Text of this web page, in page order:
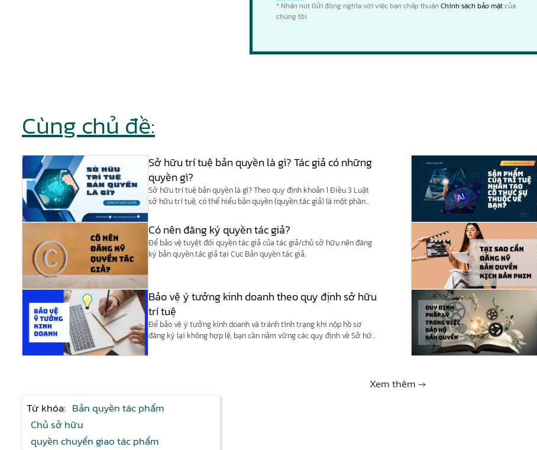
* Nhấn nút Gửi đồng nghĩa với việc bạn chấp thuận Chính sách bảo mậtcủa
chúng tôi.
Cùng chủ đề:
Sở hữu trí tuệ bản quyền là gì? Tác giả có những
quyền gì?
Sở hữu trí tuệ bản quyền là gì? Theo quy định khoản 1 Điều 3 Luật
sở hữu trí tuệ, có thể hiểu bản quyền (quyền tác giả) là một phần
Có nên đăng ký quyền tác giả?
Để bảo vệ tuyệt đối quyền tác giả của tác giả/chủ sở hữu nên đăng
ký bản quyền tác giả tại Cục Bản quyền tác giả.
Bảo vệ ý tưởng kinh doanh theo quy định sở hữu
trí tuệ
Để bảo vệ ý tưởng kinh doanh và tránh tình trạng khi nộp hồ sơ
đăng ký lại không hợp lệ, bạn cần nắm vững các quy định về Sở hữu
Xem thêm →
Từ khóa: Bản quyền tác phẩm
Chủ sở hữu
quyền chuyển giao tác phẩm